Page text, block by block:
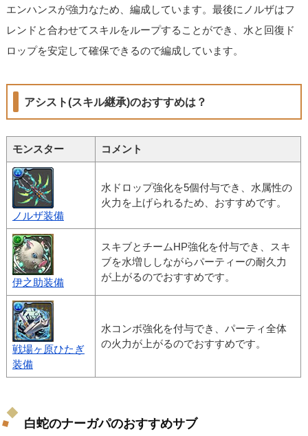
エンハンスが強力なため、編成しています。最後にノルザはフ
レンドと合わせてスキルをループすることができ、水と回復ド
ロップを安定して確保できるので編成しています。
アシスト(スキル継承)のおすすめは？
モンスター コメント
ノルザ装備
水ドロップ強化を5個付与でき、水属性の
火力を上げられるため、おすすめです。
伊之助装備
スキブとチームHP強化を付与でき、スキ
ブを水増ししながらパーティーの耐久力
が上がるのでおすすめです。
戦場ヶ原ひたぎ
装備
水コンボ強化を付与でき、パーティ全体
の火力が上がるのでおすすめです。
白蛇のナーガパのおすすめサブ